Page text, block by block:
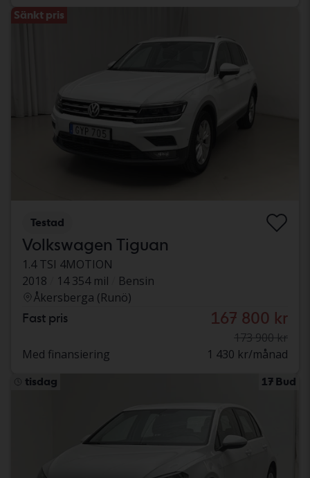
Sänkt pris
Testad
Volkswagen Tiguan
1.4 TSI 4MOTION
2018
14 354 mil
Bensin
Åkersberga (Runö)
Fast pris 167 800 kr
173 900 kr
Med finansiering
1 430 kr/månad
tisdag 17 Bud